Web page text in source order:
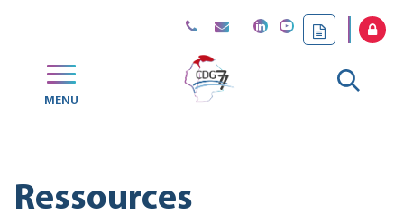
MENU
Aller
Ressources